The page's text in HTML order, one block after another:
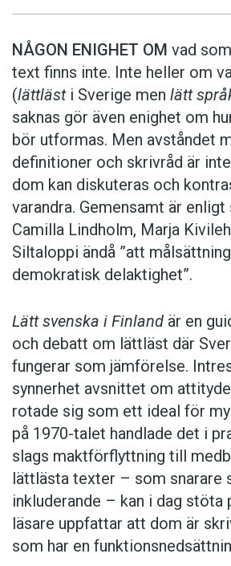
NÅGON ENIGHET OM vad
text finns inte. Inte heller om
(lättlästi Sverige men lätt
saknas gör även enighet om
bör utformas. Men avståndet
definitioner och skrivråd är
dom kan diskuteras och
varandra. Gemensamt är
Camilla Lindholm, Marja
Siltaloppi ändå ”att
demokratisk delaktighet”.
Lätt svenska i Finland är en
och debatt om lättläst där
fungerar som jämförelse.
synnerhet ­avsnittet om
rotade sig som ett ideal för
på 1970-talet handlade det i
slags maktförflyttning till
lättlästa texter – som snarare
inkluderande – kan i dag stöta
läsare uppfattar att dom är
som har en